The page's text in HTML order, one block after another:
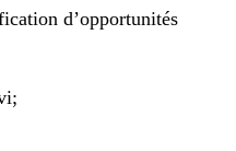
d’opportunités